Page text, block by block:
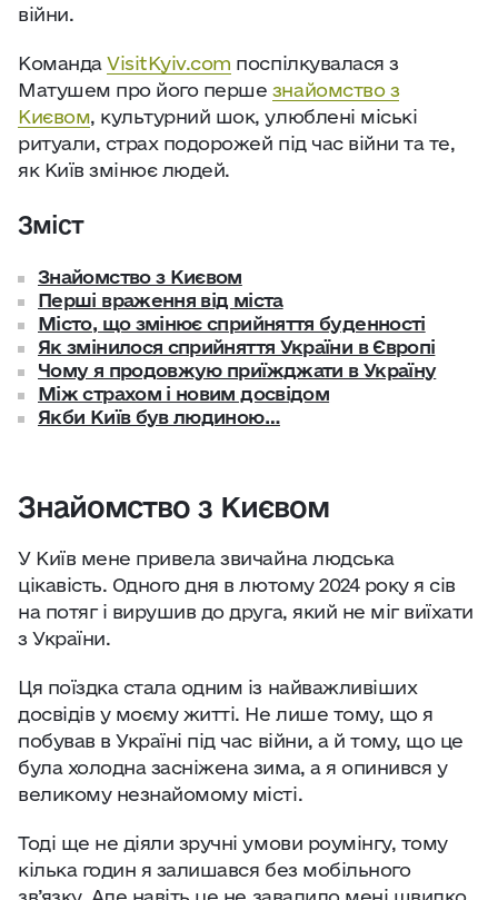
війни.
КомандаVisitKyiv.com поспілкувалася з
Матушем про його перше знайомство з
Києвом, культурний шок, улюблені міські
ритуали, страх подорожей під час війни та те,
як Київ змінює людей.
Зміст
Знайомство з Києвом
Перші враження від міста
Місто, що змінює сприйняття буденності
Як змінилося сприйняття України в Європі
Чому я продовжую приїжджати в Україну
Між страхом і новим досвідом
Якби Київ був людиною…
Знайомство з Києвом
У Київ мене привела звичайна людська
цікавість. Одного дня в лютому 2024 року я сів
на потяг і вирушив до друга, який не міг виїхати
з України.
Ця поїздка стала одним із найважливіших
досвідів у моєму житті. Не лише тому, що я
побував в Україні під час війни, а й тому, що це
була холодна засніжена зима, а я опинився у
великому незнайомому місті.
Тоді ще не діяли зручні умови роумінгу, тому
кілька годин я залишався без мобільного